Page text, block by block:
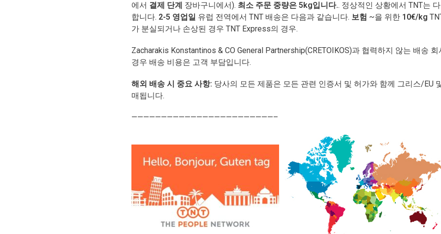
에서 결제 단계 장바구니에서). 최소 주문 중량은 5kg입니다.. 정상적인 상황에서 TNT는
합니다. 2-5 영업일 유럽 전역에서 TNT 배송은 다음과 같습니다. 보험 ~을 위한 10€/kg
가 분실되거나 손상된 경우 TNT Express의 경우.
Zacharakis Konstantinos & CO General Partnership(CRETOIKOS)과 협력하지 않는 배송
경우 배송 비용은 고객 부담입니다.
해외 배송 시 중요 사항: 당사의 모든 제품은 모든 관련 인증서 및 허가와 함께 그리스/EU
매됩니다.
————————————————————————–